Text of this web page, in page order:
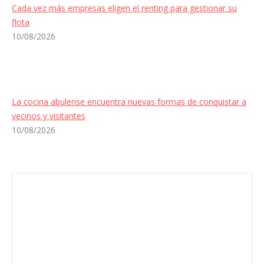
Cada vez más empresas eligen el renting para gestionar su
flota
10/08/2026
La cocina abulense encuentra nuevas formas de conquistar a
vecinos y visitantes
10/08/2026